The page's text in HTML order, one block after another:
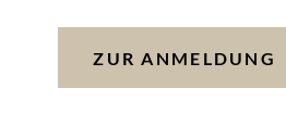
ZUR ANMELDUNG